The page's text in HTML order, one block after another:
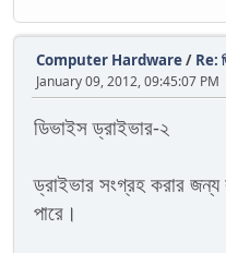
Computer Hardware/ Re:
January 09, 2012, 09:45:07 PM
ডিভাইস ড্রাইভার-২
ড্রাইভার সংগ্রহ করার
পারে।